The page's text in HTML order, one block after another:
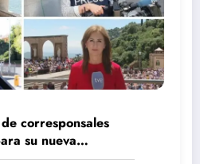
corresponsales
su nueva